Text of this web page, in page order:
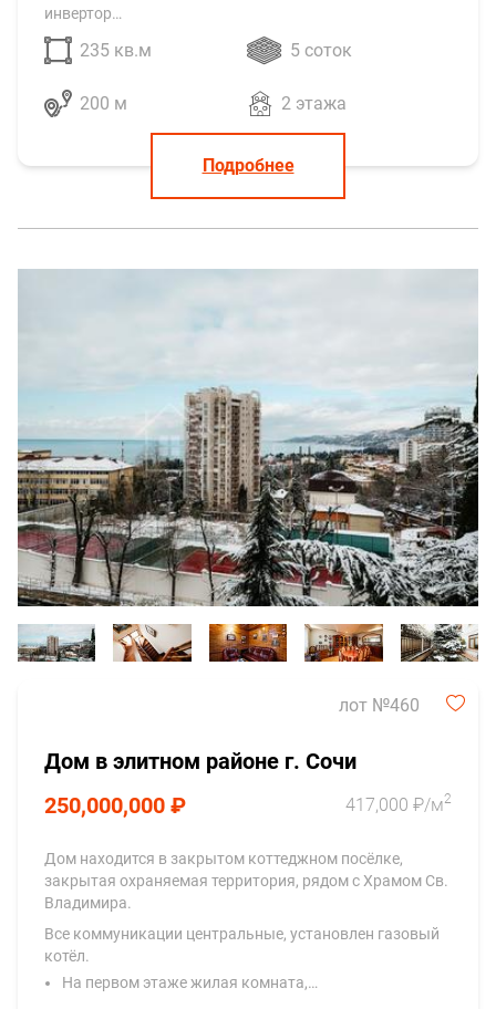
инвертор…
235 кв.м 5 соток
200 м 2 этажа
Подробнее
лот №460
Дом в элитном районе г. Сочи
250,000,000 ₽
417,000 ₽/м2
Дом находится в закрытом коттеджном посёлке,
закрытая охраняемая территория, рядом с Храмом Св.
Владимира.
Все коммуникации центральные, установлен газовый
котёл.
На первом этаже жилая комната,…